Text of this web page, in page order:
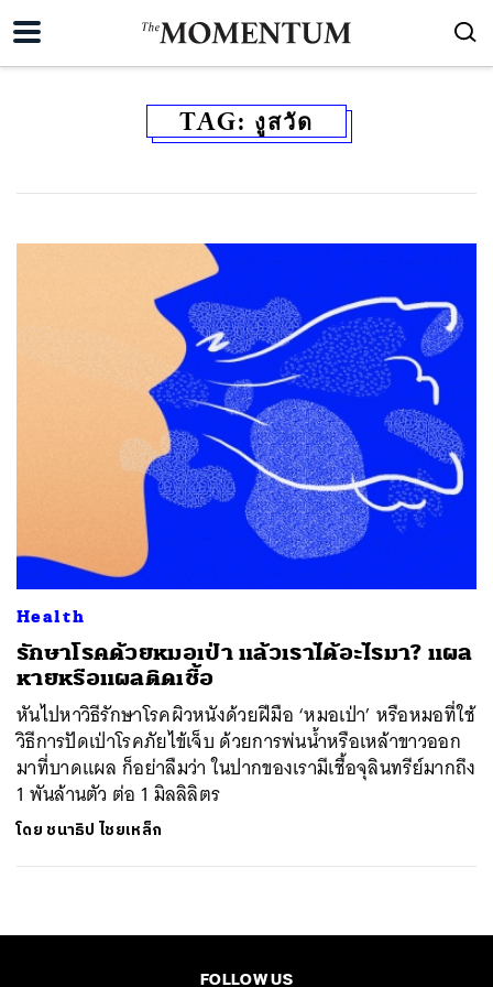
TAG: งูสวัด
Health
รักษาโรคด้วยหมอเป่า แล้วเราได้อะไรมา? แผล
หายหรือแผลติดเชื้อ
หันไปหาวิธีรักษาโรคผิวหนังด้วยฝีมือ ‘หมอเป่า’ หรือหมอที่ใช้
วิธีการปัดเป่าโรคภัยไข้เจ็บ ด้วยการพ่นน้ำหรือเหล้าขาวออก
มาที่บาดแผล ก็อย่าลืมว่า ในปากของเรามีเชื้อจุลินทรีย์มากถึง
1 พันล้านตัว ต่อ 1 มิลลิลิตร
โดย ชนาธิป ไชยเหล็ก
FOLLOW US
SHARE